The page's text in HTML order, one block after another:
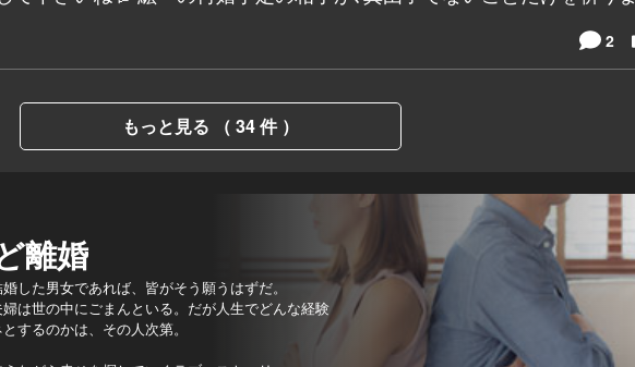
2
もっと見る （ 34 件 ）
離婚
した男女であれば、皆がそう願うはずだ。
は世の中にごまんといる。だが人生でどんな経験
するのかは、その人次第。